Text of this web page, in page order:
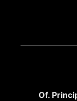
Of.